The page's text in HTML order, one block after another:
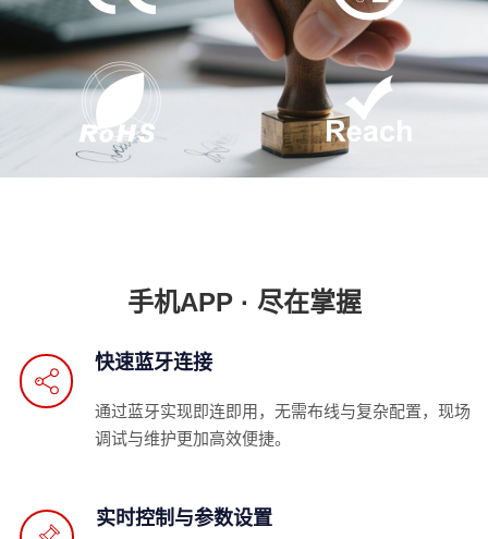
手机APP · 尽在掌握
快速蓝牙连接
通过蓝牙实现即连即用，无需布线与复杂配置，现场
调试与维护更加高效便捷。
实时控制与参数设置